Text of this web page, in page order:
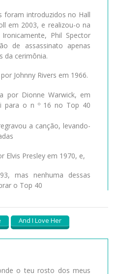
foram introduzidos no Hall
em 2003, e realizou-o na
Phil Spector
de assassinato apenas
da cerimônia.
Johnny Rivers em 1966.
por Dionne Warwick, em
para o n º 16 no Top 40
a canção, levando-
Elvis Presley em 1970, e,
mas nenhuma dessas
o Top 40
And I Love Her
o teu rosto dos meus